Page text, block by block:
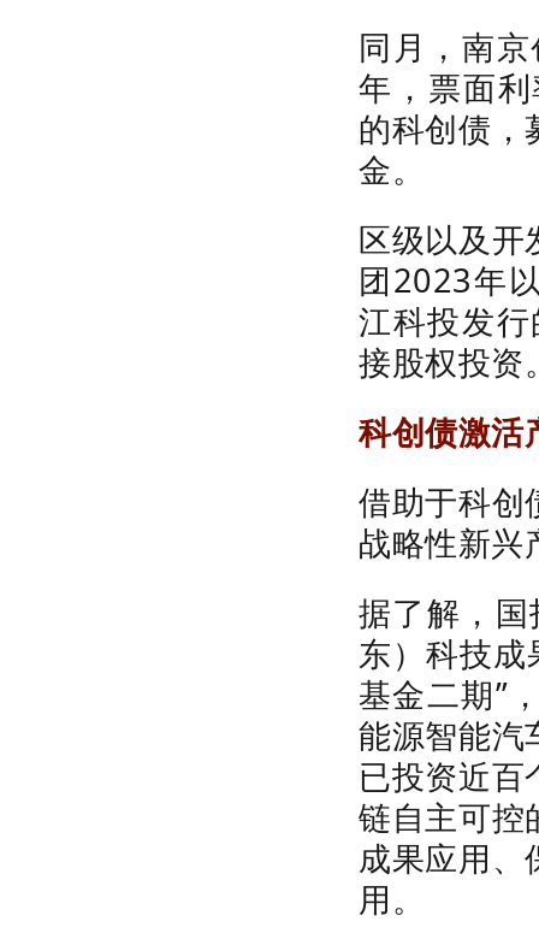
同月，南
年， 票面
的科创债，
金。
区级以及开
团2023年
江科投发
接股权投资
科创债激活
借助于科创
战略性新兴
据了解，
东）科技成
基金二期”
能源智能汽
已投资近百
链自主可控
成果应用、
用。